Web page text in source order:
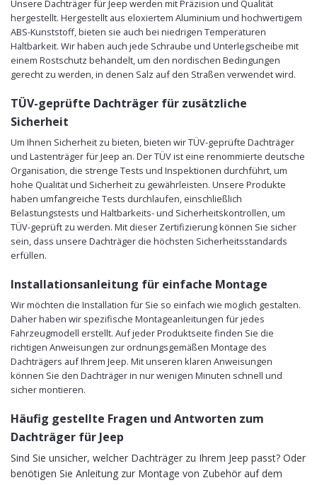
Unsere Dachträger für Jeep werden mit Präzision und Qualität
hergestellt. Hergestellt aus eloxiertem Aluminium und hochwertigem
ABS-Kunststoff, bieten sie auch bei niedrigen Temperaturen
Haltbarkeit. Wir haben auch jede Schraube und Unterlegscheibe mit
einem Rostschutz behandelt, um den nordischen Bedingungen
gerecht zu werden, in denen Salz auf den Straßen verwendet wird.
TÜV-geprüfte Dachträger für zusätzliche
Sicherheit
Um Ihnen Sicherheit zu bieten, bieten wir TÜV-geprüfte Dachträger
und Lastenträger für Jeep an. Der TÜV ist eine renommierte deutsche
Organisation, die strenge Tests und Inspektionen durchführt, um
hohe Qualität und Sicherheit zu gewährleisten. Unsere Produkte
haben umfangreiche Tests durchlaufen, einschließlich
Belastungstests und Haltbarkeits- und Sicherheitskontrollen, um
TÜV-geprüft zu werden. Mit dieser Zertifizierung können Sie sicher
sein, dass unsere Dachträger die höchsten Sicherheitsstandards
erfüllen.
Installationsanleitung für einfache Montage
Wir möchten die Installation für Sie so einfach wie möglich gestalten.
Daher haben wir spezifische Montageanleitungen für jedes
Fahrzeugmodell erstellt. Auf jeder Produktseite finden Sie die
richtigen Anweisungen zur ordnungsgemäßen Montage des
Dachträgers auf Ihrem Jeep. Mit unseren klaren Anweisungen
können Sie den Dachträger in nur wenigen Minuten schnell und
sicher montieren.
Häufig gestellte Fragen und Antworten zum
Dachträger für Jeep
Sind Sie unsicher, welcher Dachträger zu Ihrem Jeep passt? Oder
benötigen Sie Anleitung zur Montage von Zubehör auf dem